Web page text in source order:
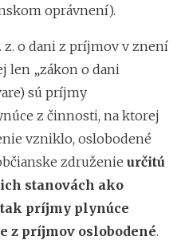
oprávnení).
z. o dani z príjmov v znení
len „zákon o dani
sú príjmy
z činnosti, na ktorej
vzniklo, oslobodené
združenie určitú
stanovách ako
príjmy plynúce
z príjmov oslobodené.